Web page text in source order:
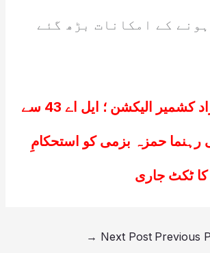
کے امکانات بڑھ گئے
آزاد کشمیر الیکشن ؛ ایل اے 43 سے
رہنما حمزہ بزمی کو استحکامِ
کا ٹکٹ جاری
Next Post
→